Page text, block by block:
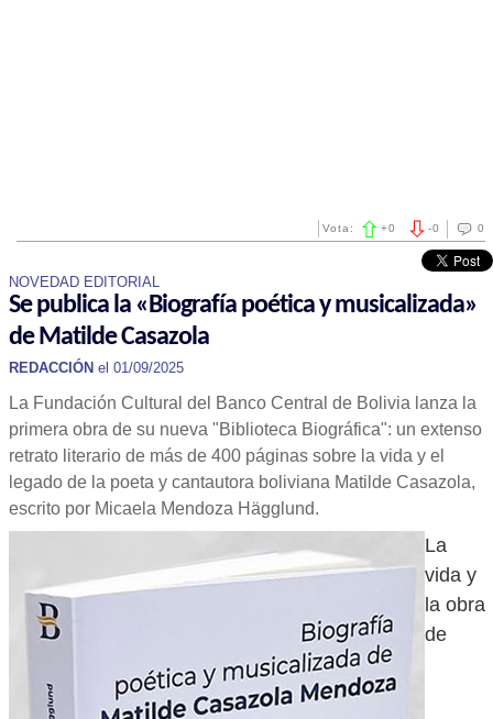
0
-0
Vota: +0
NOVEDAD EDITORIAL
Se publica la «Biografía poética y musicalizada»
de Matilde Casazola
REDACCIÓN el 01/09/2025
La Fundación Cultural del Banco Central de Bolivia lanza la
primera obra de su nueva "Biblioteca Biográfica": un extenso
retrato literario de más de 400 páginas sobre la vida y el
legado de la poeta y cantautora boliviana Matilde Casazola,
escrito por Micaela Mendoza Hägglund.
La
vida y
la obra
de